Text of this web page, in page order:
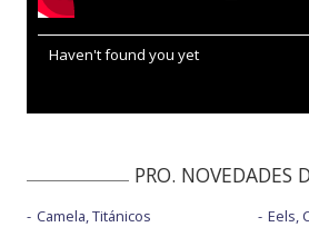
Haven't found you yet
PRO. NOVEDADES
Camela, Titánicos
Eels,